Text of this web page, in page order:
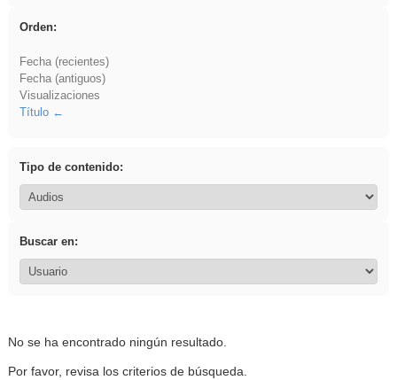
Orden:
Fecha (recientes)
Fecha (antiguos)
Visualizaciones
Título
Tipo de contenido:
Buscar en:
No se ha encontrado ningún resultado.
Por favor, revisa los criterios de búsqueda.